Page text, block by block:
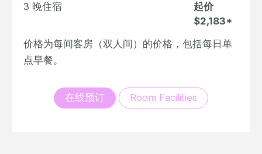
3 晚住宿
起价
$2,183*
价格为每间客房（双人间）的价格，包括每日单
点早餐。
在线预订 Room Facilities